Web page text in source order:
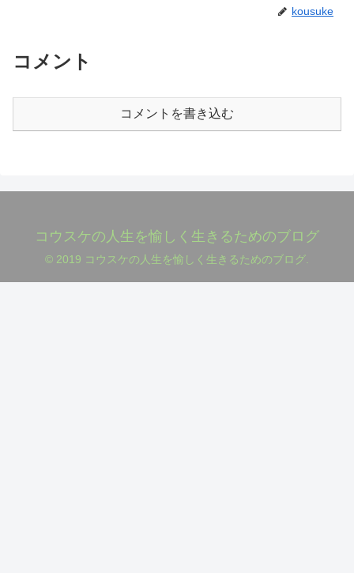
kousuke
コメント
コメントを書き込む
コウスケの人生を愉しく生きるためのブログ
© 2019 コウスケの人生を愉しく生きるためのブログ.